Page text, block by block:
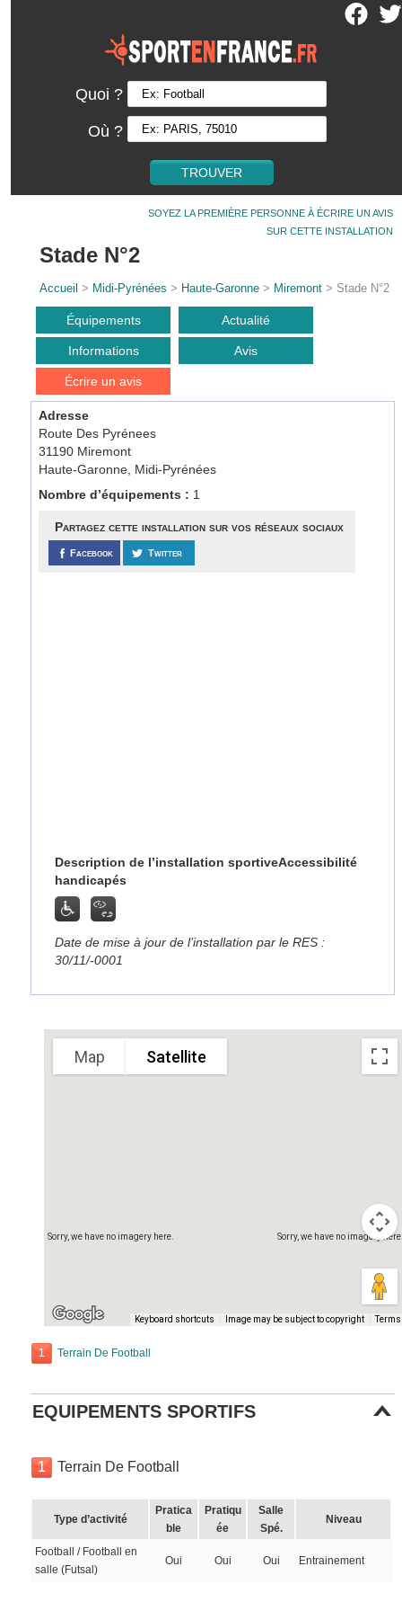
Quoi ?
Où ?
SOYEZ LA PREMIÈRE PERSONNE À ÉCRIRE UN AVIS
SUR CETTE INSTALLATION
Stade N°2
Accueil > Midi-Pyrénées > Haute-Garonne > Miremont > Stade N°2
Équipements Actualité
Informations Avis
Écrire un avis
Adresse
Route Des Pyrénees
31190 Miremont
Haute-Garonne, Midi-Pyrénées
Nombre d’équipements : 1
Partagez cette installation sur vos réseaux sociaux
Facebook Twitter
Description de l’installation sportiveAccessibilité
handicapés
Date de mise à jour de l’installation par le RES :
30/11/-0001
Sorry, we have no imagery
Sorry, we have no imagery here.
Map Satellite
Keyboard shortcuts Image may be subject to copyright Terms
1 Terrain De Football
EQUIPEMENTS SPORTIFS
1 Terrain De Football
Type d’activité
Pratica
ble
Pratiqu
ée
Salle
Spé.
Niveau
Football / Football en
salle (Futsal)
Oui Oui Oui Entrainement